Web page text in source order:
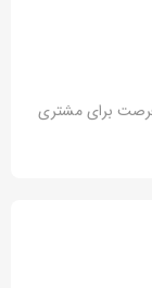
برای مشتری